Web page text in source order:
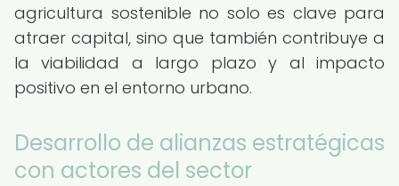
agricultura sostenible no solo es clave para
atraer capital, sino que también contribuye a
la viabilidad a largo plazo y al impacto
positivo en el entorno urbano.
Desarrollo de alianzas estratégicas
con actores del sector